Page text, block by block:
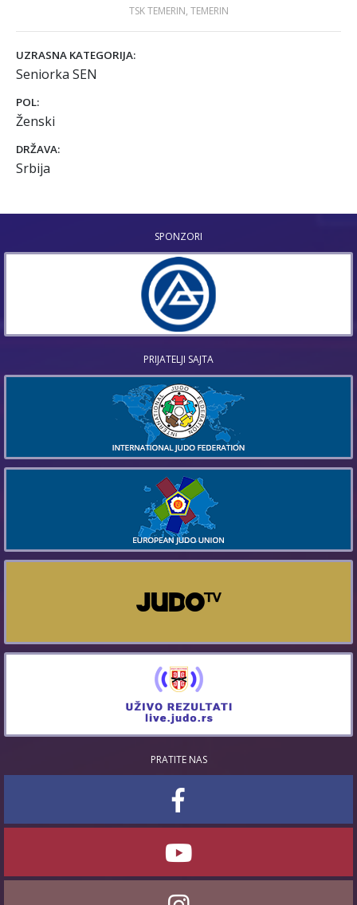
TSK TEMERIN, TEMERIN
UZRASNA KATEGORIJA:
Seniorka SEN
POL:
Ženski
DRŽAVA:
Srbija
SPONZORI
PRIJATELJI SAJTA
PRATITE NAS